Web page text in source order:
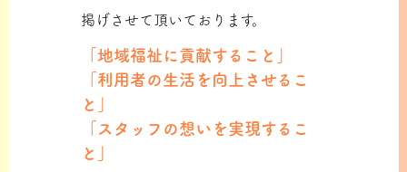
掲げさせて頂いております。
「地域福祉に貢献すること」
「利用者の生活を向上させるこ
と」
「スタッフの想いを実現するこ
と」